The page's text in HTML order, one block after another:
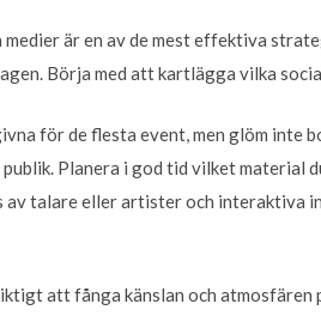
är en av de mest effektiva
Börja med att kartlägga vilka
för de flesta event, men glöm
Planera i god tid vilket material
talare eller artister och interaktiva
att fånga känslan och